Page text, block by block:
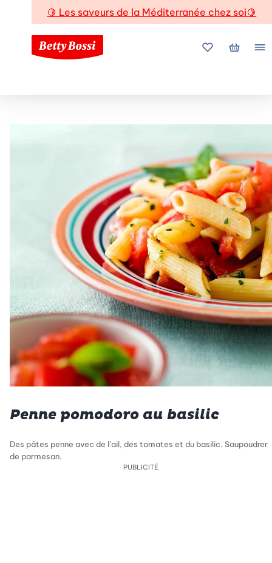
🍋 Les saveurs de la Méditerranée chez soi🍋
Mes favoris
Mon
Penne pomodoro au basilic
Des pâtes penne avec de l’ail, des tomates et du basilic. Saupoudrer
de parmesan.
PUBLICITÉ